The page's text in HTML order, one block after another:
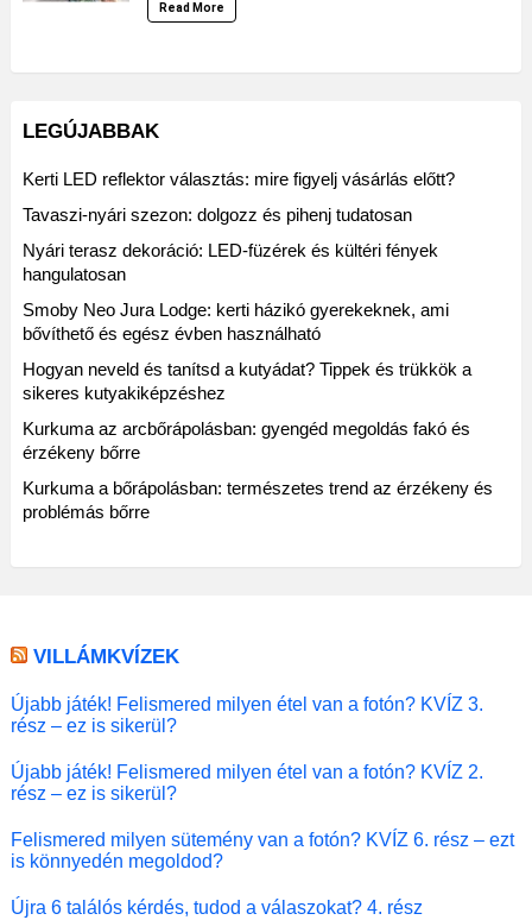
Read More
LEGÚJABBAK
Kerti LED reflektor választás: mire figyelj vásárlás előtt?
Tavaszi-nyári szezon: dolgozz és pihenj tudatosan
Nyári terasz dekoráció: LED-füzérek és kültéri fények
hangulatosan
Smoby Neo Jura Lodge: kerti házikó gyerekeknek, ami
bővíthető és egész évben használható
Hogyan neveld és tanítsd a kutyádat? Tippek és trükkök a
sikeres kutyakiképzéshez
Kurkuma az arcbőrápolásban: gyengéd megoldás fakó és
érzékeny bőrre
Kurkuma a bőrápolásban: természetes trend az érzékeny és
problémás bőrre
VILLÁMKVÍZEK
Újabb játék! Felismered milyen étel van a fotón? KVÍZ 3.
rész – ez is sikerül?
Újabb játék! Felismered milyen étel van a fotón? KVÍZ 2.
rész – ez is sikerül?
Felismered milyen sütemény van a fotón? KVÍZ 6. rész – ezt
is könnyedén megoldod?
Újra 6 találós kérdés, tudod a válaszokat? 4. rész